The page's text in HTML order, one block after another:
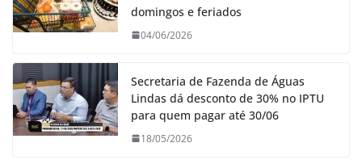
domingos e feriados
04/06/2026
Secretaria de Fazenda de Águas
Lindas dá desconto de 30% no IPTU
para quem pagar até 30/06
18/05/2026